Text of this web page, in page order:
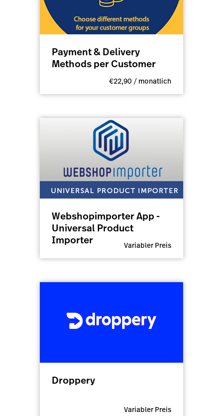
Payment & Delivery
Methods per Customer
€22,90 / monatlich
Webshopimporter App -
Universal Product
Importer
Variabler Preis
Droppery
Variabler Preis